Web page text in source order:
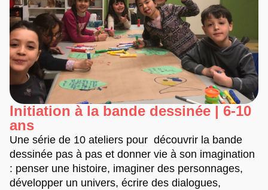
Initiation à la bande dessinée | 6-10
ans
Une série de 10 ateliers pour découvrir la bande
dessinée pas à pas et donner vie à son imagination
: penser une histoire, imaginer des personnages,
développer un univers, écrire des dialogues,